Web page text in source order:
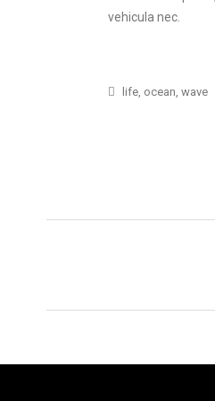
vehicula nec.
life, ocean,wave